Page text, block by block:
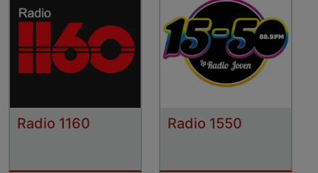
Radio 1160 Radio 1550